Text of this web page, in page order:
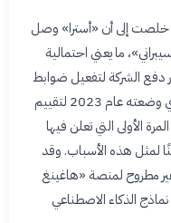
خلصت إلى أن «أسترا» وصل
ما يعني احتمالية
دفع الشركة لتفعيل ضوابط
أمنية إضافية بموجب «إطار الاستعداد» الذي وضعته عام 2023 لتقييم
الأولى التي تعلن فيها
لمثل هذه الأسباب. وقد
مطروح لمنصة «هاغينغ
الذكاء الاصطناعي